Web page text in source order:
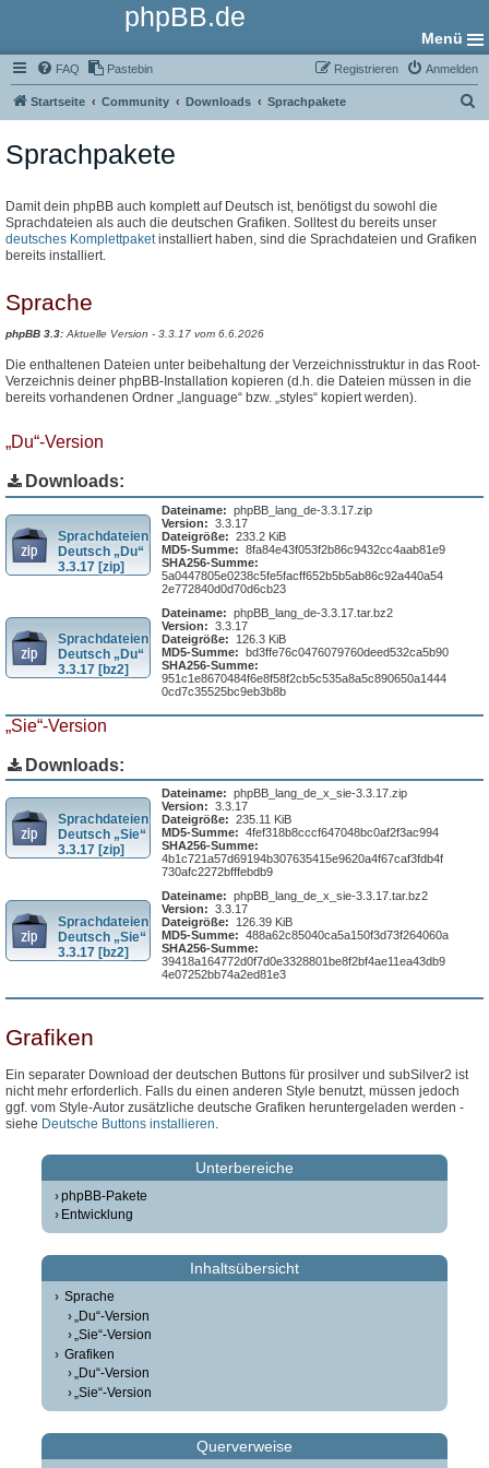
phpBB.de
Menü
FAQ Pastebin Anmelden
Registrieren
Startseite Community Downloads Sprachpakete
Sprachpakete
Damit dein phpBB auch komplett auf Deutsch ist, benötigst du sowohl die
Sprachdateien als auch die deutschen Grafiken. Solltest du bereits unser
deutsches Komplettpaketinstalliert haben, sind die Sprachdateien und Grafiken
bereits installiert.
Sprache
phpBB 3.3:Aktuelle Version - 3.3.17 vom 6.6.2026
Die enthaltenen Dateien unter beibehaltung der Verzeichnisstruktur in das Root-
Verzeichnis deiner phpBB-Installation kopieren (d.h. die Dateien müssen in die
bereits vorhandenen Ordner „language“ bzw. „styles“ kopiert werden).
„Du“-Version
Downloads:
Sprachdateien
Deutsch „Du“
3.3.17 [zip]
Dateiname: phpBB_lang_de-3.3.17.zip
Version: 3.3.17
Dateigröße: 233.2 KiB
MD5-Summe: 8fa84e43f053f2b86c9432cc4aab81e9
SHA256-Summe:
5a0447805e0238c5fe5facff652b5b5ab86c92a440a54
2e772840d0d70d6cb23
Sprachdateien
Deutsch „Du“
3.3.17 [bz2]
Dateiname: phpBB_lang_de-3.3.17.tar.bz2
Version: 3.3.17
Dateigröße:
126.3 KiB
MD5-Summe: bd3ffe76c0476079760deed532ca5b90
SHA256-Summe:
951c1e8670484f6e8f58f2cb5c535a8a5c890650a1444
0cd7c35525bc9eb3b8b
„Sie“-Version
Downloads:
Sprachdateien
Deutsch „Sie“
3.3.17 [zip]
Dateiname: phpBB_lang_de_x_sie-3.3.17.zip
Version: 3.3.17
Dateigröße: 235.11 KiB
MD5-Summe: 4fef318b8cccf647048bc0af2f3ac994
SHA256-Summe:
4b1c721a57d69194b307635415e9620a4f67caf3fdb4f
730afc2272bfffebdb9
Sprachdateien
Deutsch „Sie“
3.3.17 [bz2]
Dateiname: phpBB_lang_de_x_sie-3.3.17.tar.bz2
Version: 3.3.17
Dateigröße:
126.39 KiB
MD5-Summe: 488a62c85040ca5a150f3d73f264060a
SHA256-Summe:
39418a164772d0f7d0e3328801be8f2bf4ae11ea43db9
4e07252bb74a2ed81e3
Grafiken
Ein separater Download der deutschen Buttons für prosilver und subSilver2 ist
nicht mehr erforderlich. Falls du einen anderen Style benutzt, müssen jedoch
ggf. vom Style-Autor zusätzliche deutsche Grafiken heruntergeladen werden -
siehe Deutsche Buttons installieren.
Unterbereiche
phpBB-Pakete
Entwicklung
Inhaltsübersicht
Sprache
„Du“-Version
„Sie“-Version
Grafiken
„Du“-Version
„Sie“-Version
Querverweise